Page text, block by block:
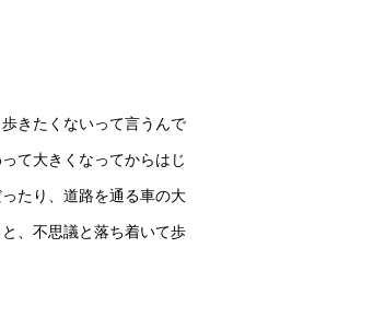
きたくないって言うんで
て大きくなってからはじ
たり、道路を通る車の大
、不思議と落ち着いて歩